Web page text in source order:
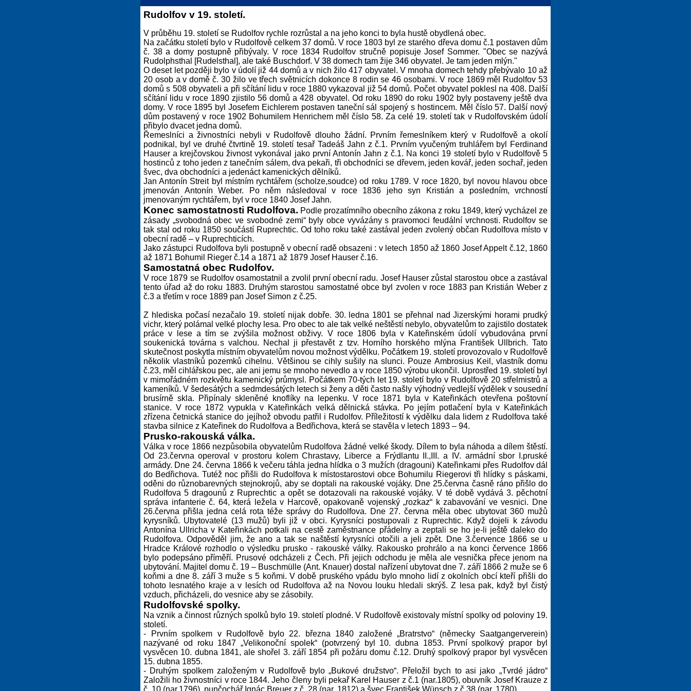
Rudolfov v 19. století.
V průběhu 19. století se Rudolfov rychle rozrůstal a na jeho konci to byla hustě obydlená obec.
Na začátku století bylo v Rudolfově celkem 37 domů. V roce 1803 byl ze starého dřeva domu č.1 postaven dům
č. 38 a domy postupně přibývaly. V roce 1834 Rudolfov stručně popisuje Josef Sommer. "Obec se nazývá
Rudolphsthal [Rudelsthal], ale také Buschdorf. V 38 domech tam žije 346 obyvatel. Je tam jeden mlýn."
O deset let později bylo v údolí již 44 domů a v nich žilo 417 obyvatel. V mnoha domech tehdy přebývalo 10 až
20 osob a v domě č. 30 žilo ve třech světnicích dokonce 8 rodin se 46 osobami. V roce 1869 měl Rudolfov 53
domů s 508 obyvateli a při sčítání lidu v roce 1880 vykazoval již 54 domů. Počet obyvatel poklesl na 408. Další
sčítání lidu v roce 1890 zjistilo 56 domů a 428 obyvatel. Od roku 1890 do roku 1902 byly postaveny ještě dva
domy. V roce 1895 byl Josefem Eichlerem postaven taneční sál spojený s hostincem. Měl číslo 57. Další nový
dům postavený v roce 1902 Bohumilem Henrichem měl číslo 58. Za celé 19. století tak v Rudolfovském údolí
přibylo dvacet jedna domů.
Řemeslníci a živnostníci nebyli v Rudolfově dlouho žádní. Prvním řemeslníkem který v Rudolfově a okolí
podnikal, byl ve druhé čtvrtině 19. století tesař Tadeáš Jahn z č.1. Prvním vyučeným truhlářem byl Ferdinand
Hauser a krejčovskou živnost vykonával jako první Antonín Jahn z č.1. Na konci 19 století bylo v Rudolfově 5
hostinců z toho jeden z tanečním sálem, dva pekaři, tři obchodníci se dřevem, jeden kovář, jeden sochař, jeden
švec, dva obchodníci a jedenáct kamenických dělníků.
Jan Antonín Streit byl místním rychtářem (scholze,soudce) od roku 1789. V roce 1820, byl novou hlavou obce
jmenován Antonín Weber. Po něm následoval v roce 1836 jeho syn Kristián a posledním, vrchností
jmenovaným rychtářem, byl v roce 1840 Josef Jahn.
Konec samostatnosti Rudolfova. Podle prozatímního obecního zákona z roku 1849, který vycházel ze
zásady „svobodná obec ve svobodné zemi“ byly obce vyvázány s pravomoci feudální vrchnosti. Rudolfov se
tak stal od roku 1850 součástí Ruprechtic. Od toho roku také zastával jeden zvolený občan Rudolfova místo v
obecní radě – v Ruprechticích.
Jako zástupci Rudolfova byli postupně v obecní radě obsazeni : v letech 1850 až 1860 Josef Appelt č.12, 1860
až 1871 Bohumil Rieger č.14 a 1871 až 1879 Josef Hauser č.16.
Samostatná obec Rudolfov.
V roce 1879 se Rudolfov osamostatnil a zvolil první obecní radu. Josef Hauser zůstal starostou obce a zastával
tento úřad až do roku 1883. Druhým starostou samostatné obce byl zvolen v roce 1883 pan Kristián Weber z
č.3 a třetím v roce 1889 pan Josef Simon z č.25.
Z hlediska počasí nezačalo 19. století nijak dobře. 30. ledna 1801 se přehnal nad Jizerskými horami prudký
vichr, který polámal velké plochy lesa. Pro obec to ale tak velké neštěstí nebylo, obyvatelům to zajistilo dostatek
práce v lese a tím se zvýšila možnost obživy. V roce 1806 byla v Kateřinském údolí vybudována první
soukenická továrna s valchou. Nechal ji přestavět z tzv. Horního horského mlýna František Ullbrich. Tato
skutečnost poskytla místním obyvatelům novou možnost výdělku. Počátkem 19. století provozovalo v Rudolfově
několik vlastníků pozemků cihelnu. Většinou se cihly sušily na slunci. Pouze Ambrosius Keil, vlastník domu
č.23, měl cihlářskou pec, ale ani jemu se mnoho nevedlo a v roce 1850 výrobu ukončil. Uprostřed 19. století byl
v mimořádném rozkvětu kamenický průmysl. Počátkem 70-tých let 19. století bylo v Rudolfově 20 střelmistrů a
kameníků. V šedesátých a sedmdesátých letech si ženy a děti často našly výhodný vedlejší výdělek v sousední
brusírně skla. Připínaly skleněné knoflíky na lepenku. V roce 1871 byla v Kateřinkách otevřena poštovní
stanice. V roce 1872 vypukla v Kateřinkách velká dělnická stávka. Po jejím potlačení byla v Kateřinkách
zřízena četnická stanice do jejíhož obvodu patřil i Rudolfov. Příležitostí k výdělku dala lidem z Rudolfova také
stavba silnice z Kateřinek do Rudolfova a Bedřichova, která se stavěla v letech 1893 – 94.
Prusko-rakouská válka.
Válka v roce 1866 nezpůsobila obyvatelům Rudolfova žádné velké škody. Dílem to byla náhoda a dílem štěstí.
Od 23.června operoval v prostoru kolem Chrastavy, Liberce a Frýdlantu II.,III. a IV. armádní sbor I.pruské
armády. Dne 24. června 1866 k večeru táhla jedna hlídka o 3 mužích (dragouni) Kateřinkami přes Rudolfov dál
do Bedřichova. Tutéž noc přišli do Rudolfova k místostarostovi obce Bohumilu Riegerovi tři hlídky s páskami,
oděni do různobarevných stejnokrojů, aby se doptali na rakouské vojáky. Dne 25.června časně ráno přišlo do
Rudolfova 5 dragounů z Ruprechtic a opět se dotazovali na rakouské vojáky. V té době vydává 3. pěchotní
správa infanterie č. 64, která ležela v Harcově, opakovaně vojenský „rozkaz“ k zabavování ve vesnici. Dne
26.června přišla jedna celá rota téže správy do Rudolfova. Dne 27. června měla obec ubytovat 360 mužů
kyrysníků. Ubytovatelé (13 mužů) byli již v obci. Kyrysníci postupovali z Ruprechtic. Když dojeli k závodu
Antonína Ullricha v Kateřinkách potkali na cestě zaměstnance přádelny a zeptali se ho je-li ještě daleko do
Rudolfova. Odpověděl jim, že ano a tak se naštěstí kyrysníci otočili a jeli zpět. Dne 3.července 1866 se u
Hradce Králové rozhodlo o výsledku prusko - rakouské války. Rakousko prohrálo a na konci července 1866
bylo podepsáno příměří. Prusové odcházeli z Čech. Při jejich odchodu je měla ale vesnička přece jenom na
ubytování. Majitel domu č. 19 – Buschmülle (Ant. Knauer) dostal nařízení ubytovat dne 7. září 1866 2 muže se 6
koňmi a dne 8. září 3 muže s 5 koňmi. V době pruského vpádu bylo mnoho lidí z okolních obcí kteří přišli do
tohoto lesnatého kraje a v lesích od Rudolfova až na Novou louku hledali skrýš. Z lesa pak, když byl čistý
vzduch, přicházeli, do vesnice aby se zásobily.
Rudolfovské spolky.
Na vznik a činnost různých spolků bylo 19. století plodné. V Rudolfově existovaly místní spolky od poloviny 19.
století.
- Prvním spolkem v Rudolfově bylo 22. března 1840 založené „Bratrstvo“ (německy Saatgangerverein)
nazývané od roku 1847 „Velikonoční spolek“ (potvrzený byl 10. dubna 1853. První spolkový prapor byl
vysvěcen 10. dubna 1841, ale shořel 3. září 1854 při požáru domu č.12. Druhý spolkový prapor byl vysvěcen
15. dubna 1855.
- Druhým spolkem založeným v Rudolfově bylo „Bukové družstvo“. Přeložil bych to asi jako „Tvrdé jádro“
Založili ho živnostníci v roce 1844. Jeho členy byli pekař Karel Hauser z č.1 (nar.1805), obuvník Josef Krauze z
č. 10 (nar.1796), punčochář Ignác Breuer z č. 28 (nar. 1812) a švec František Wünsch z č.38 (nar. 1780).